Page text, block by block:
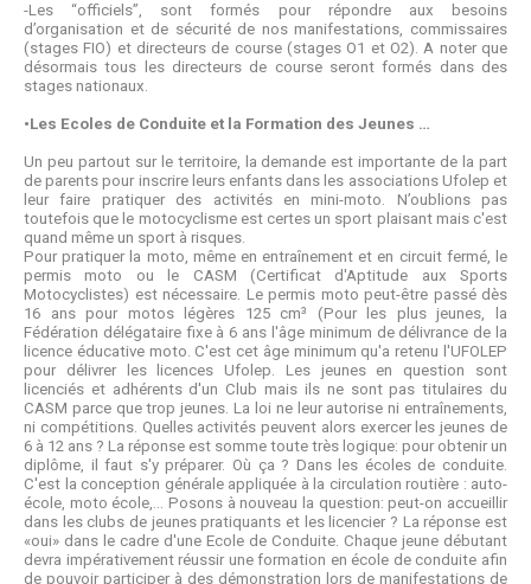
-Les “officiels”, sont formés pour répondre aux besoins
d’organisation et de sécurité de nos manifestations, commissaires
(stages FIO) et directeurs de course (stages O1 et O2). A noter que
désormais tous les directeurs de course seront formés dans des
stages nationaux.
•Les Ecoles de Conduite et la Formation des Jeunes …
Un peu partout sur le territoire, la demande est importante de la part
de parents pour inscrire leurs enfants dans les associations Ufolep et
leur faire pratiquer des activités en mini-moto. N’oublions pas
toutefois que le motocyclisme est certes un sport plaisant mais c'est
quand même un sport à risques.
Pour pratiquer la moto, même en entraînement et en circuit fermé, le
permis moto ou le CASM (Certificat d'Aptitude aux Sports
Motocyclistes) est nécessaire. Le permis moto peut-être passé dès
16 ans pour motos légères 125 cm³ (Pour les plus jeunes, la
Fédération délégataire fixe à 6 ans l'âge minimum de délivrance de la
licence éducative moto. C'est cet âge minimum qu'a retenu l'UFOLEP
pour délivrer les licences Ufolep. Les jeunes en question sont
licenciés et adhérents d'un Club mais ils ne sont pas titulaires du
CASM parce que trop jeunes. La loi ne leur autorise ni entraînements,
ni compétitions. Quelles activités peuvent alors exercer les jeunes de
6 à 12 ans ? La réponse est somme toute très logique: pour obtenir un
diplôme, il faut s'y préparer. Où ça ? Dans les écoles de conduite.
C'est la conception générale appliquée à la circulation routière : auto-
école, moto école,... Posons à nouveau la question: peut-on accueillir
dans les clubs de jeunes pratiquants et les licencier ? La réponse est
«oui» dans le cadre d'une Ecole de Conduite. Chaque jeune débutant
devra impérativement réussir une formation en école de conduite afin
de pouvoir participer à des démonstration lors de manifestations de